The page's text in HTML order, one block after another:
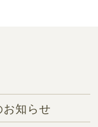
知らせ